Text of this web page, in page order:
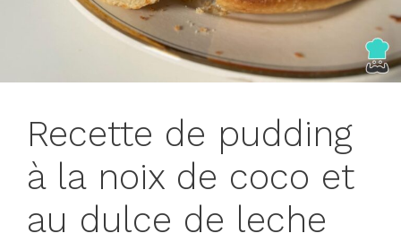
Recette de pudding
à la noix de coco et
au dulce de leche